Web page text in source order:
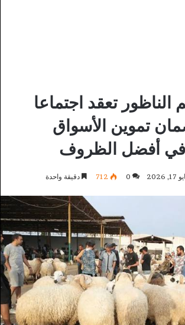
الناظور تعقد اجتماعا
تموين الأسواق
في أفضل الظروف
2026
0
712 دقيقة واحدة